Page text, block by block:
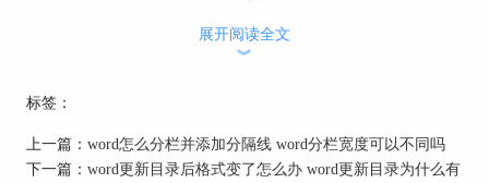
方法二：
除了上面的方法还可以在word菜单栏上的插入进行
展开阅读全文
︾
标签：
上一篇： word怎么分栏并添加分隔线 word分栏宽度可以不同吗
下一篇： word更新目录后格式变了怎么办 word更新目录为什么有